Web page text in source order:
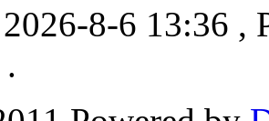
8-6 13:36 ,